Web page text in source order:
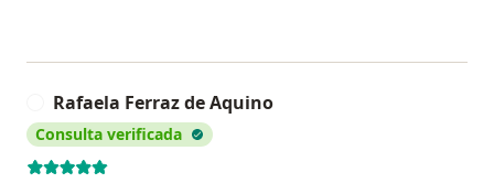
Rafaela Ferraz de Aquino
Consulta verificada